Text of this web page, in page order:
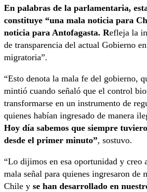
En palabras de la parlamentaria,
constituye “una mala noticia para
noticia para Antofagasta. Refleja la
de transparencia del actual Gobierno
migratoria”.
“Esto denota la mala fe del gobierno,
mintió cuando señaló que el control
transformarse en un instrumento de
quienes habían ingresado de manera
Hoy día sabemos que siempre
desde el primer minuto”, sostuvo.
“Lo dijimos en esa oportunidad y creo
mala señal para quienes ingresaron de
Chile y se han desarrollado en